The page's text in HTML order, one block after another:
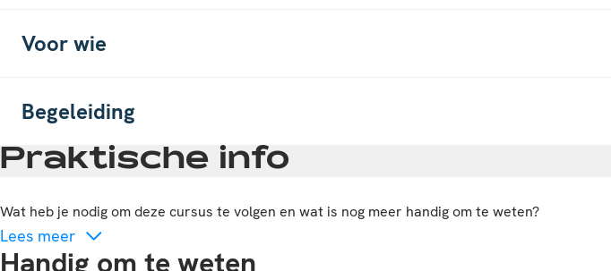
Voor wie
Begeleiding
Praktische info
Wat heb je nodig om deze cursus te volgen en wat is nog meer handig om te weten?
Lees meer
Handig om te weten